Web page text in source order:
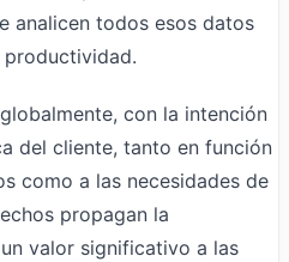
analicen todos esos datos
productividad.
con la intención
del cliente, tanto en función
como a las necesidades de
propagan la
valor significativo a las